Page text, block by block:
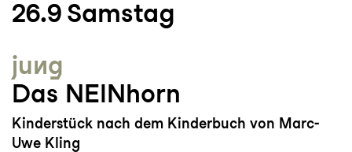
26.9 Samstag
jung
Das NEINhorn
Kinderstück nach dem Kinderbuch von Marc-
Uwe Kling